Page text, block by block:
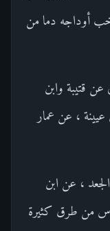
أوداجه دما من
عن قتيبة وابن
، عن عمار
الجعد ، عن ابن
من طرق كثيرة